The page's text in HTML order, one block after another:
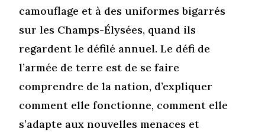
camouflage et à des uniformes bigarrés
sur les Champs-Élysées, quand ils
regardent le défilé annuel. Le défi de
l’armée de terre est de se faire
comprendre de la nation, d’expliquer
comment elle fonctionne, comment elle
s’adapte aux nouvelles menaces et